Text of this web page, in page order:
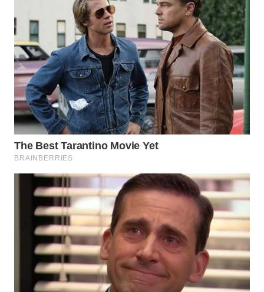
WN
CIANJUR
WN
KEPULAUAN
SERIBU
WN
TANGERANG
WN
BINJAI
WN
CIREBON
WN
INDRAMAYU